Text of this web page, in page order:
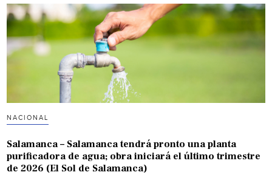
NACIONAL
Salamanca – Salamanca tendrá pronto una planta
purificadora de agua; obra iniciará el último trimestre
de 2026 (El Sol de Salamanca)